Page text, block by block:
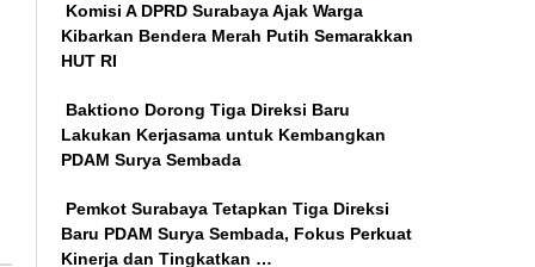
Komisi A DPRD Surabaya Ajak Warga
Kibarkan Bendera Merah Putih Semarakkan
HUT RI
Baktiono Dorong Tiga Direksi Baru
Lakukan Kerjasama untuk Kembangkan
PDAM Surya Sembada
Pemkot Surabaya Tetapkan Tiga Direksi
Baru PDAM Surya Sembada, Fokus Perkuat
Kinerja dan Tingkatkan …